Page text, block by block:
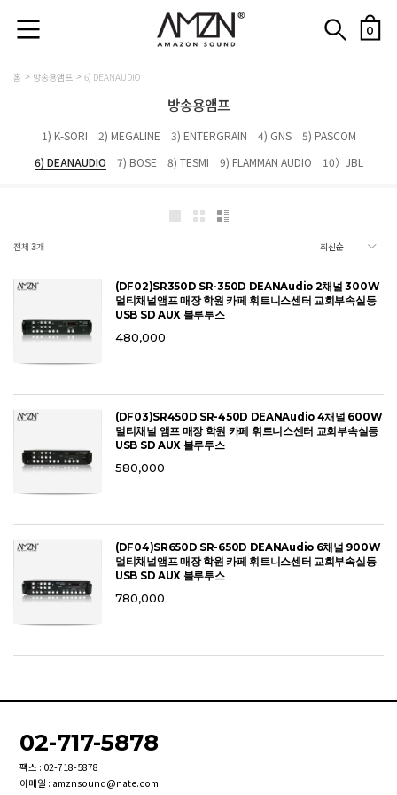
0
홈 방송용앰프 6) DEANAUDIO
방송용앰프
1) K-SORI 2) MEGALINE 3) ENTERGRAIN 4) GNS
5) PASCOM
6) DEANAUDIO
7) BOSE 8) TESMI 9) FLAMMAN AUDIO 10）JBL
전체 3개
(DF02)SR350D SR-350D DEANAudio 2채널 300W
멀티채널앰프 매장 학원 카페 휘트니스센터 교회부속실등
USB SD AUX 블루투스
480,000
(DF03)SR450D SR-450D DEANAudio 4채널 600W
멀티채널 앰프 매장 학원 카페 휘트니스센터 교회부속실등
USB SD AUX 블루투스
580,000
(DF04)SR650D SR-650D DEANAudio 6채널 900W
멀티채널앰프 매장 학원 카페 휘트니스센터 교회부속실등
USB SD AUX 블루투스
780,000
02-717-5878
팩스 : 02-718-5878
이메일 : amznsound@nate.com